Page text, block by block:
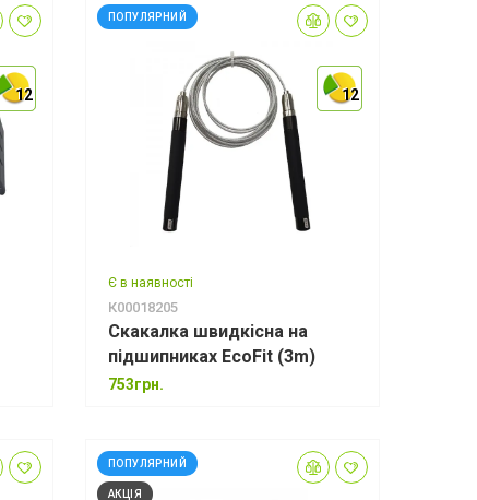
12
12
12 12
12
12
ПОПУЛЯРНИЙ
Є в наявності
К00018205
Скакалка швидкісна на
підшипниках EcoFit (3m)
753грн.
ПОПУЛЯРНИЙ
АКЦІЯ